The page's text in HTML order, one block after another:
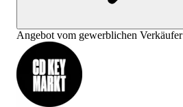
Angebot vom gewerblichen Verkäufer